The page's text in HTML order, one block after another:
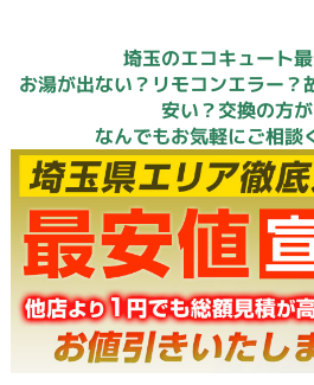
埼玉のエコキュート
お湯が出ない？リモコンエラー？
安い？交換の方
なんでもお気軽にご相談